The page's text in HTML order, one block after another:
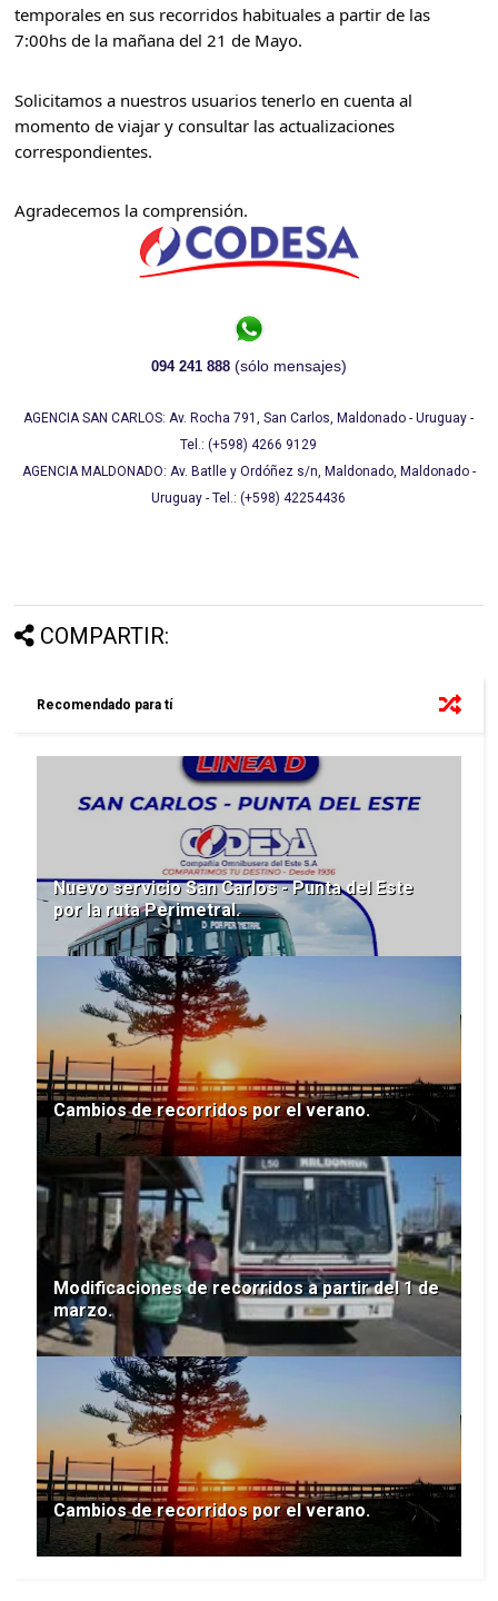
temporales en sus recorridos habituales a partir de las
7:00hs de la mañana del 21 de Mayo.
Solicitamos a nuestros usuarios tenerlo en cuenta al
momento de viajar y consultar las actualizaciones
correspondientes.
Agradecemos la comprensión.
094 241 888 (sólo mensajes)
AGENCIA SAN CARLOS: Av. Rocha 791, San Carlos, Maldonado - Uruguay -
Tel.: (+598) 4266 9129
AGENCIA MALDONADO: Av. Batlle y Ordóñez s/n, Maldonado, Maldonado -
Uruguay - Tel.: (+598) 42254436
COMPARTIR:
Recomendado para tí
Nuevo servicio San Carlos - Punta del Este
por la ruta Perimetral.
Cambios de recorridos por el verano.
Modificaciones de recorridos a partir del 1 de
marzo.
Cambios de recorridos por el verano.